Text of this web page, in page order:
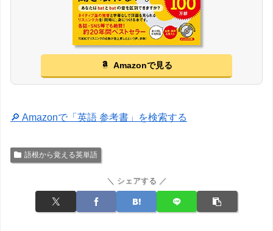
Amazonで見る
🔎 Amazonで「英語 参考書」を検索する
語根から覚える英単語
＼ シェアする ／